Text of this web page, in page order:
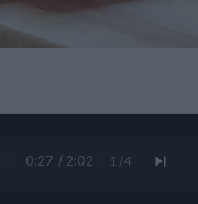
0:28 / 2:02 1 /4